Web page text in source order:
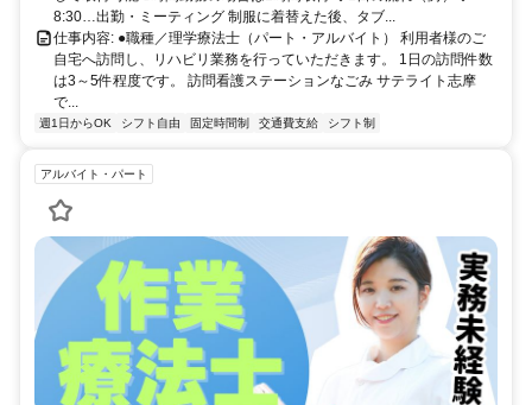
8:30…出勤・ミーティング 制服に着替えた後、タブ...
仕事内容: ●職種／理学療法士（パート・アルバイト） 利用者様のご
自宅へ訪問し、リハビリ業務を行っていただきます。 1日の訪問件数
は3～5件程度です。 訪問看護ステーションなごみ サテライト志摩
で...
週1日からOK シフト自由 固定時間制 交通費支給 シフト制
アルバイト・パート